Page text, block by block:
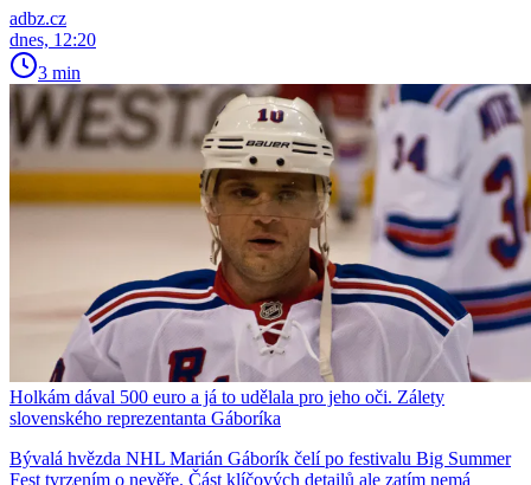
adbz.cz
dnes, 12:20
3 min
Holkám dával 500 euro a já to udělala pro jeho oči. Zálety
slovenského reprezentanta Gáboríka
Bývalá hvězda NHL Marián Gáborík čelí po festivalu Big Summer
Fest tvrzením o nevěře. Část klíčových detailů ale zatím nemá